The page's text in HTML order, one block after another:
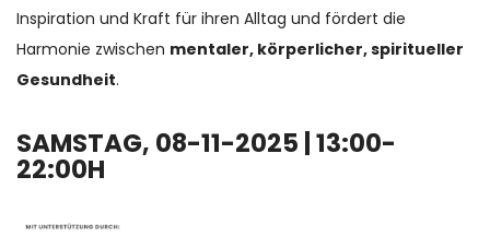
Inspiration und Kraft für ihren Alltag und fördert die
Harmonie zwischen mentaler, körperlicher, spiritueller
Gesundheit.
SAMSTAG, 08-11-2025 | 13:00-
22:00H